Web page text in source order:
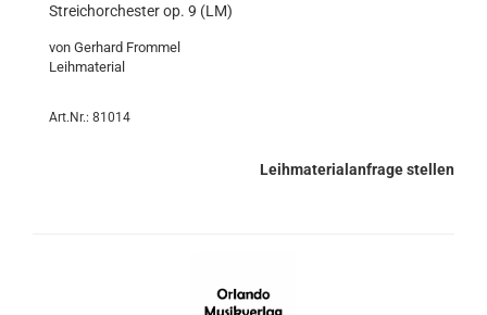
Streichorchester op. 9 (LM)
von Gerhard Frommel
Leihmaterial
Art.Nr.: 81014
Leihmaterialanfrage stellen